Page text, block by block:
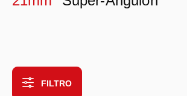
FILTRO